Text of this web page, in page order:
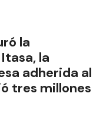
la
la
adherida al
tres millones